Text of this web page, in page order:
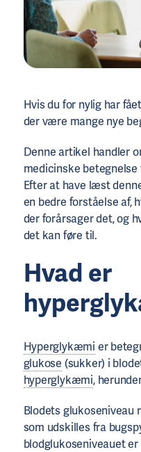
Hvis du for nylig har
der være mange nye
Denne artikel handler
medicinske betegnelse
Efter at have læst
en bedre forståelse af,
der forårsager det, og
det kan føre til.
Hvad er
Hyperglykæmi er
glukose (sukker) i
hyperglykæmi,
Blodets glukoseniveau
som udskilles fra
blodglukoseniveauet